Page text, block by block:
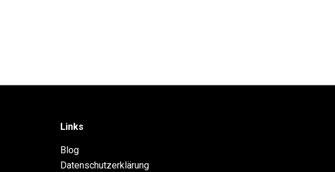
Links
Blog
Datenschutzerklärung